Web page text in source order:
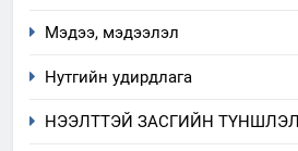
Мэдээ, мэдээлэл
Нутгийн удирдлага
НЭЭЛТТЭЙ ЗАСГИЙН ТҮНШЛЭЛ